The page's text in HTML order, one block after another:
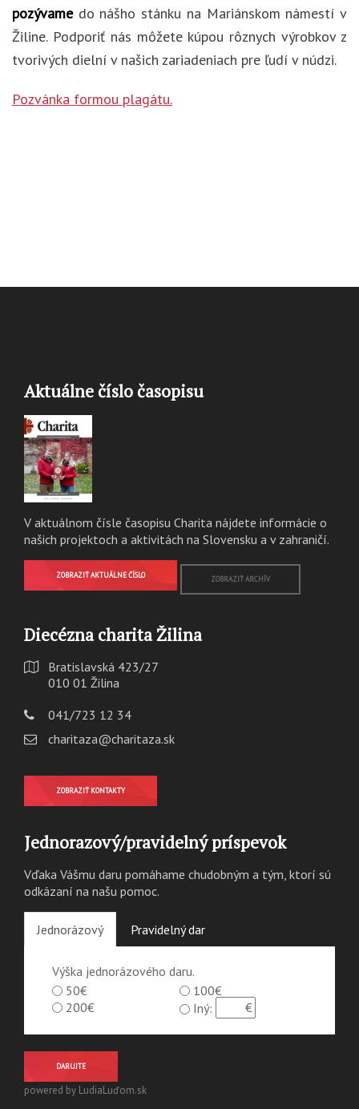
pozývame do nášho stánku na Mariánskom námestí v
Žiline. Podporiť nás môžete kúpou rôznych výrobkov z
tvorivých dielní v našich zariadeniach pre ľudí v núdzi.
Pozvánka formou plagátu.
Aktuálne číslo časopisu
V aktuálnom čísle časopisu Charita nájdete informácie o
našich projektoch a aktivitách na Slovensku a v zahraničí.
ZOBRAZIŤ AKTUÁLNE ČÍSLO ZOBRAZIŤ ARCHÍV
Diecézna charita Žilina
Bratislavská 423/27
010 01 Žilina
041/723 12 34
charitaza@charitaza.sk
ZOBRAZIŤ KONTAKTY
Jednorazový/pravidelný príspevok
Vďaka Vášmu daru pomáhame chudobným a tým, ktorí sú
odkázaní na našu pomoc.
Jednorázový Pravidelný dar
Výška jednorázového daru.
50€
100€
200€
Iný:
DARUJTE
powered by LudiaLuďom.sk